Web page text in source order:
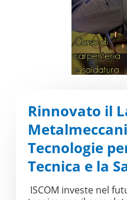
Rinnovato il
Tecnologie
Tecnica e la
ISCOM investe nel